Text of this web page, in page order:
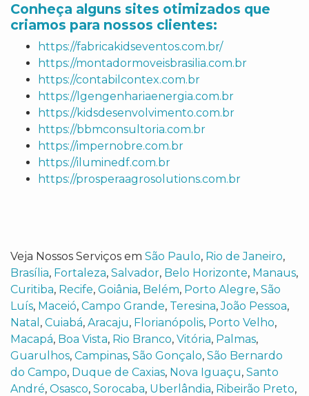
Conheça alguns sites otimizados que
criamos para nossos clientes:
https://fabricakidseventos.com.br/
https://montadormoveisbrasilia.com.br
https://contabilcontex.com.br
https://lgengenhariaenergia.com.br
https://kidsdesenvolvimento.com.br
https://bbmconsultoria.com.br
https://impernobre.com.br
https://iluminedf.com.br
https://prosperaagrosolutions.com.br
Veja Nossos Serviços em São Paulo, Rio de Janeiro,
Brasília, Fortaleza, Salvador, Belo Horizonte, Manaus,
Curitiba, Recife, Goiânia, Belém, Porto Alegre, São
Luís, Maceió, Campo Grande, Teresina,João Pessoa,
Natal , Cuiabá, Aracaju, Florianópolis, Porto Velho,
Macapá, Boa Vista, Rio Branco, Vitória, Palmas,
Guarulhos, Campinas, São Gonçalo, São Bernardo
do Campo, Duque de Caxias, Nova Iguaçu, Santo
André, Osasco, Sorocaba, Uberlândia, Ribeirão Preto,